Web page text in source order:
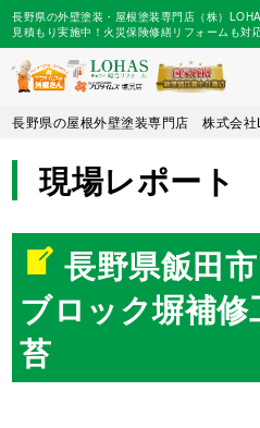
Skip
main
content
長野県の外壁塗装・屋根塗装専門店（株）
見積もり実施中！火災保険修繕リフォームも
長野県の屋根外壁塗装専門店 株式会
現場レポート
長野県飯田
ブロック塀補
苔